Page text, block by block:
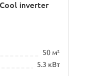
inverter
50 м²
5.3 кВт